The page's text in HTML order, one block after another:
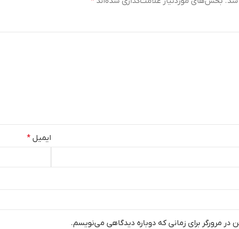
ایمیل *
در مرورگر برای زمانی که دوباره دیدگاهی می‌نویسم.